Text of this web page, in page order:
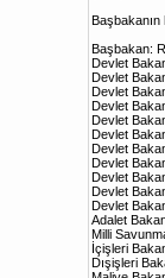
Başbakanın
Başbakan:
Devlet
Devlet
Devlet
Devlet
Devlet
Devlet
Devlet
Devlet
Devlet
Devlet
Devlet
Adalet
Milli
İçişleri
Dışişleri